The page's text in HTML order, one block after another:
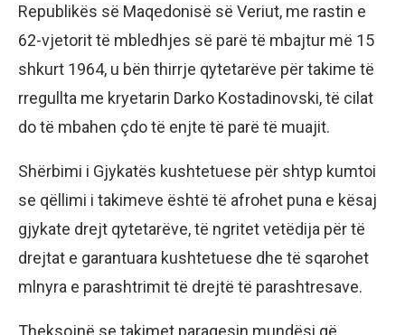
Republikës së Maqedonisë së Veriut, me rastin e
62-vjetorit të mbledhjes së parë të mbajtur më 15
shkurt 1964, u bën thirrje qytetarëve për takime të
rregullta me kryetarin Darko Kostadinovski, të cilat
do të mbahen çdo të enjte të parë të muajit.
Shërbimi i Gjykatës kushtetuese për shtyp kumtoi
se qëllimi i takimeve është të afrohet puna e kësaj
gjykate drejt qytetarëve, të ngritet vetëdija për të
drejtat e garantuara kushtetuese dhe të sqarohet
mlnyra e parashtrimit të drejtë të parashtresave.
Theksojnë se takimet paraqesin mundësi që